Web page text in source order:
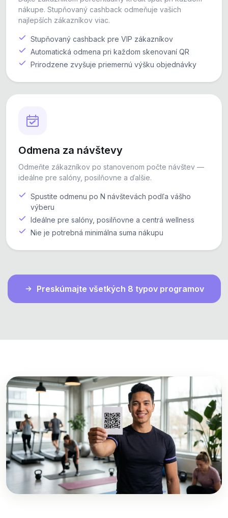
nákupe. Stupňovaný cashback odmeňuje vašich
najlepších zákazníkov viac.
Stupňovaný cashback pre VIP zákazníkov
Automatická odmena pri každom skenovaní QR
Prirodzene zvyšuje priemernú výšku objednávky
Odmena za návštevy
Odmeňte zákazníkov po stanovenom počte návštev —
ideálne pre salóny, posilňovne a ďalšie.
Spustite odmenu po N návštevách podľa vášho
výberu
Ideálne pre salóny, posilňovne a centrá wellness
Nie je potrebná minimálna suma nákupu
Preskúmajte všetkých 8 typov programov